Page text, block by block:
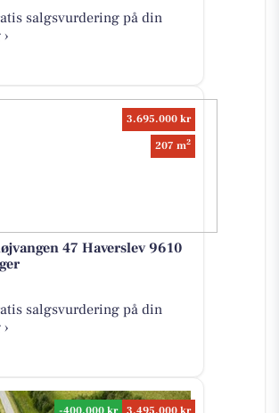
salgsvurdering på din
3.695.000 kr
207 m2
47 Haverslev 9610
salgsvurdering på din